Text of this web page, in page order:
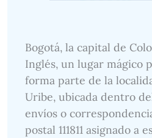
Bogotá, la capital de
Inglés, un lugar mágico
forma parte de la
Uribe, ubicada dentro
envíos o
postal 111811 asignado a